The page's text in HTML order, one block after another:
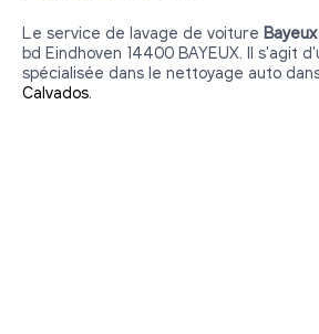
Le service de lavage de voiture
bd Eindhoven 14400 BAYEUX. Il s'agit
spécialisée dans le nettoyage auto
Calvados.